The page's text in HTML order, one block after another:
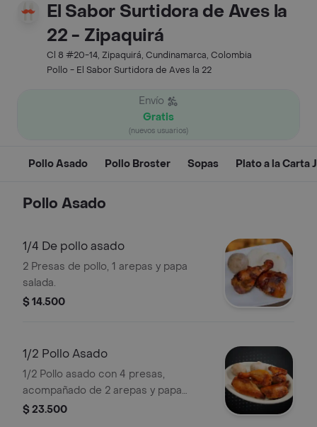
El Sabor Surtidora de Aves la
22 - Zipaquirá
Cl 8 #20-14, Zipaquirá, Cundinamarca, Colombia
Pollo - El Sabor Surtidora de Aves la 22
Envío
Gratis
(nuevos usuarios)
Pollo Asado Pollo Broster Sopas Plato a la Carta
Pollo Asado
1/4 De pollo asado
2 Presas de pollo, 1 arepas y papa
salada.
$ 14.500
1/2 Pollo Asado
1/2 Pollo asado con 4 presas,
acompañado de 2 arepas y papa
salada.
$ 23.500